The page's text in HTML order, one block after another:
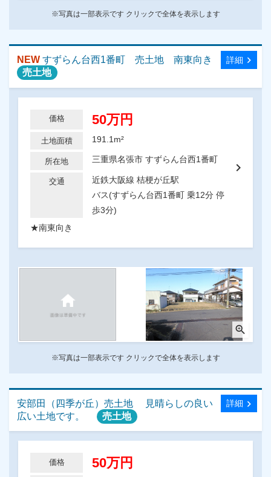
※写真は一部表示です クリックで全体を表示します
NEWすずらん台西1番町 売土地 南東向き
売土地
詳細 chevron_right
chevron_right
価格 50万円
土地面積 191.1m²
所在地 三重県名張市 すずらん台西1番町
交通
近鉄大阪線 桔梗が丘駅
バス(すずらん台西1番町 乗12分 停
歩3分)
★南東向き
zoom_in
※写真は一部表示です クリックで全体を表示します
安部田（四季が丘）売土地 見晴らしの良い
広い土地です。
売土地
詳細 chevron_right
価格 50万円